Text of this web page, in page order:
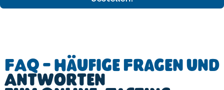
FAQ - Häufige Fragen und
Antworten